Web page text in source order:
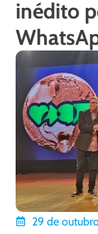
inédito
29 de